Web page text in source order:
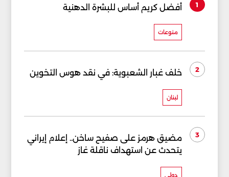
1 أفضل كريم أساس للبشرة الدهنية
منوعات
2 خلف غبار الشعبوية: في نقد هوس التخوين
لبنان
3
مضيق هرمز على صفيح ساخن.. إعلام إيراني
يتحدث عن استهداف ناقلة غاز
دولي